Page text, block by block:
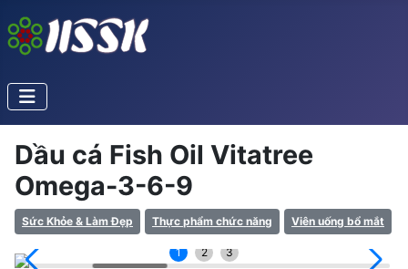
Dầu cá Fish Oil Vitatree
Omega-3-6-9
Sức Khỏe & Làm Đẹp Thực phẩm chức năng Viên uống bổ mắt
1 2 3